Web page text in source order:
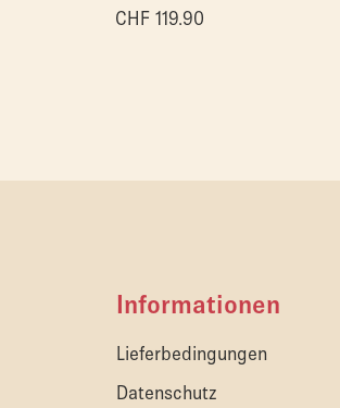
CHF 119.90
Informationen
Lieferbedingungen
Datenschutz